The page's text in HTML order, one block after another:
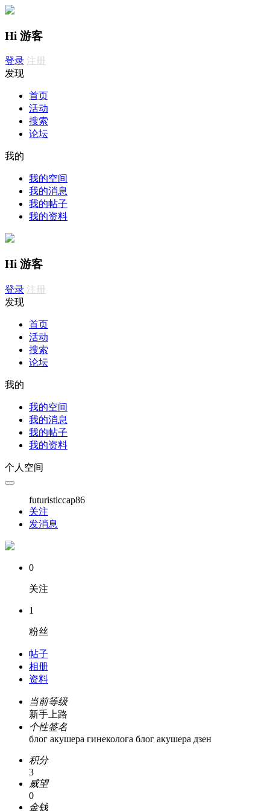
Hi 游客
登录 注册
发现
首页
活动
搜索
论坛
我的
我的空间
我的消息
我的帖子
我的资料
Hi 游客
登录 注册
发现
首页
活动
搜索
论坛
我的
我的空间
我的消息
我的帖子
我的资料
个人空间
futuristiccap86
关注
发消息
0
关注
1
粉丝
帖子
相册
资料
当前等级
新手上路
个性签名
блог акушера гинеколога блог акушера дзен
积分
3
威望
0
金钱